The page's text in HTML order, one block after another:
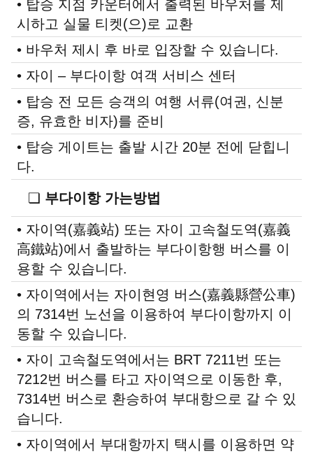
• 탑승 지점 카운터에서 출력된 바우처를 제
시하고 실물 티켓(으)로 교환
• 바우처 제시 후 바로 입장할 수 있습니다.
• 자이 – 부다이항 여객 서비스 센터
• 탑승 전 모든 승객의 여행 서류(여권, 신분
증, 유효한 비자)를 준비
• 탑승 게이트는 출발 시간 20분 전에 닫힙니
다.
❏ 부다이항 가는방법
• 자이역(嘉義站) 또는 자이 고속철도역(嘉義
高鐵站)에서 출발하는 부다이항행 버스를 이
용할 수 있습니다.
• 자이역에서는 자이현영 버스(嘉義縣營公車)
의 7314번 노선을 이용하여 부다이항까지 이
동할 수 있습니다.
• 자이 고속철도역에서는 BRT 7211번 또는
7212번 버스를 타고 자이역으로 이동한 후,
7314번 버스로 환승하여 부대항으로 갈 수 있
습니다.
• 자이역에서 부대항까지 택시를 이용하면 약